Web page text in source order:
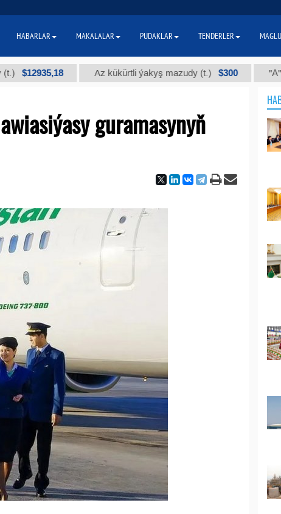
Az kükürtli ýakyş mazudy (t.) $300 "А"
guramasynyň
HABARLAR MAKALALAR PUDAKLAR TENDERLER